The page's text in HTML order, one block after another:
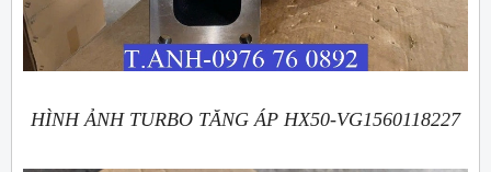
HÌNH ẢNH TURBO TĂNG ÁP HX50-VG1560118227